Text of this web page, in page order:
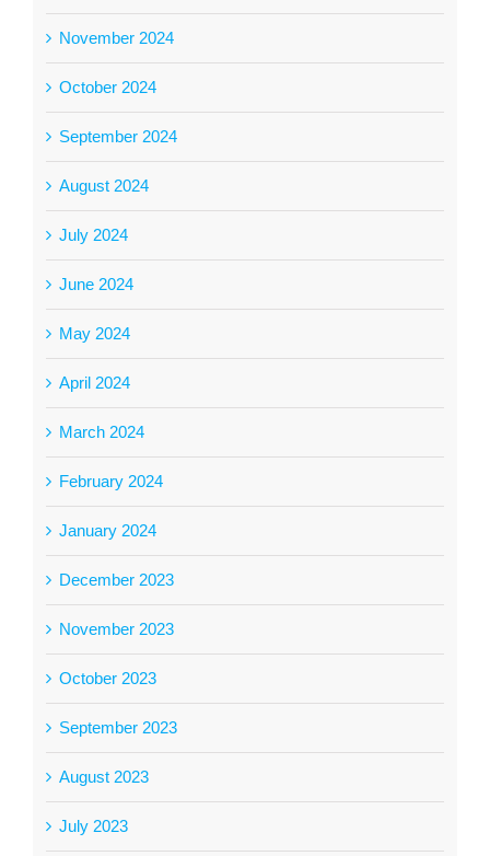
November 2024
October 2024
September 2024
August 2024
July 2024
June 2024
May 2024
April 2024
March 2024
February 2024
January 2024
December 2023
November 2023
October 2023
September 2023
August 2023
July 2023